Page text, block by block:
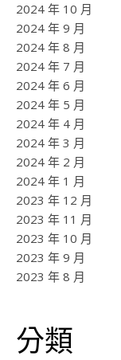
2024 年 10 月
2024 年 9 月
2024 年 8 月
2024 年 7 月
2024 年 6 月
2024 年 5 月
2024 年 4 月
2024 年 3 月
2024 年 2 月
2024 年 1 月
2023 年 12 月
2023 年 11 月
2023 年 10 月
2023 年 9 月
2023 年 8 月
分類